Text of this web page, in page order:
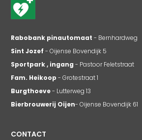
Rabobank pinautomaat - Bernhardweg
Sint Jozef - Oijense Bovendijk 5
Sportpark , ingang - Pastoor Feletstraat
Fam. Heikoop - Grotestraat 1
Burgthoeve- Lutterweg 13
Bierbrouwerij Oijen- Oijense Bovendijk 61
CONTACT